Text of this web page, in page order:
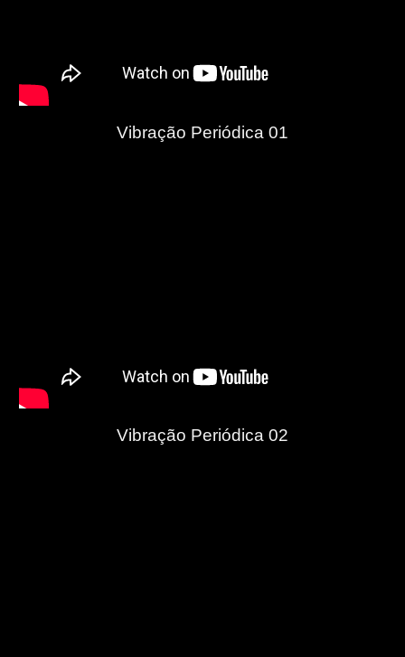
Vibração Periódica 01
Vibração Periódica 02